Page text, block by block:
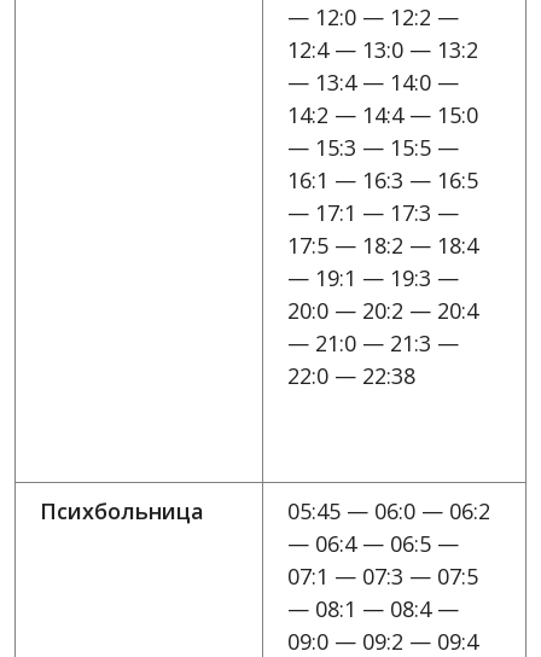
— 12:0 — 12:2 —
12:4 — 13:0 — 13:2
— 13:4 — 14:0 —
14:2 — 14:4 — 15:0
— 15:3 — 15:5 —
16:1 — 16:3 — 16:5
— 17:1 — 17:3 —
17:5 — 18:2 — 18:4
— 19:1 — 19:3 —
20:0 — 20:2 — 20:4
— 21:0 — 21:3 —
22:0 — 22:38
Психбольница
05:45 — 06:0 — 06:2
— 06:4 — 06:5 —
07:1 — 07:3 — 07:5
— 08:1 — 08:4 —
09:0 — 09:2 — 09:4